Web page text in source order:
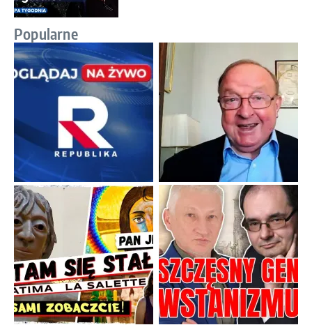
Popularne